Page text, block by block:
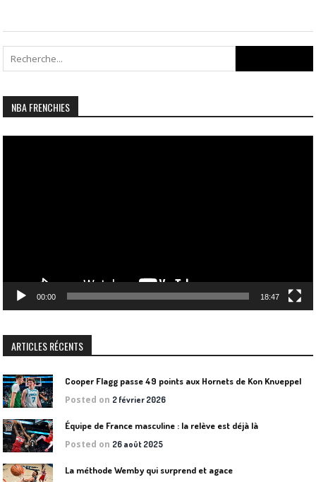
for:
NBA FRENCHIES
00:00 18:47
ARTICLES RÉCENTS
Cooper Flagg passe 49 points aux Hornets de Kon Knueppel
Posted on 2 février 2026
Équipe de France masculine : la relève est déjà là
Posted on 26 août 2025
La méthode Wemby qui surprend et agace